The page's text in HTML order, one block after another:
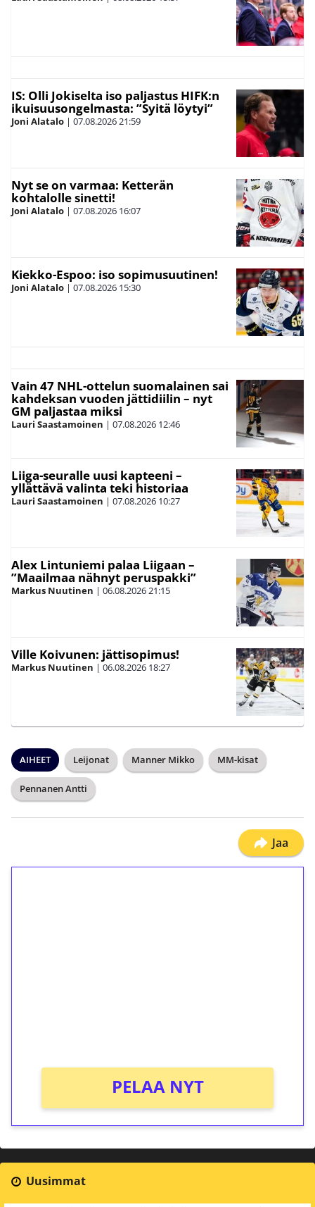
IS: Olli Jokiselta iso paljastus HIFK:n
ikuisuusongelmasta: ”Syitä löytyi”
Joni Alatalo | 07.08.202621:59
Nyt se on varmaa: Ketterän
kohtalolle sinetti!
Joni Alatalo | 07.08.2026 16:07
Kiekko-Espoo: iso sopimusuutinen!
Joni Alatalo | 07.08.2026 15:30
Vain 47 NHL-ottelun suomalainen sai
kahdeksan vuoden jättidiilin – nyt
GM paljastaa miksi
Lauri Saastamoinen | 07.08.2026 12:46
Liiga-seuralle uusi kapteeni –
yllättävä valinta teki historiaa
Lauri Saastamoinen | 07.08.2026 10:27
Alex Lintuniemi palaa Liigaan –
”Maailmaa nähnyt peruspakki”
Markus Nuutinen | 06.08.202621:15
Ville Koivunen: jättisopimus!
Markus Nuutinen | 06.08.2026 18:27
AIHEET Leijonat Manner Mikko MM-kisat
Pennanen Antti
Jaa
PELAA NYT
Uusimmat